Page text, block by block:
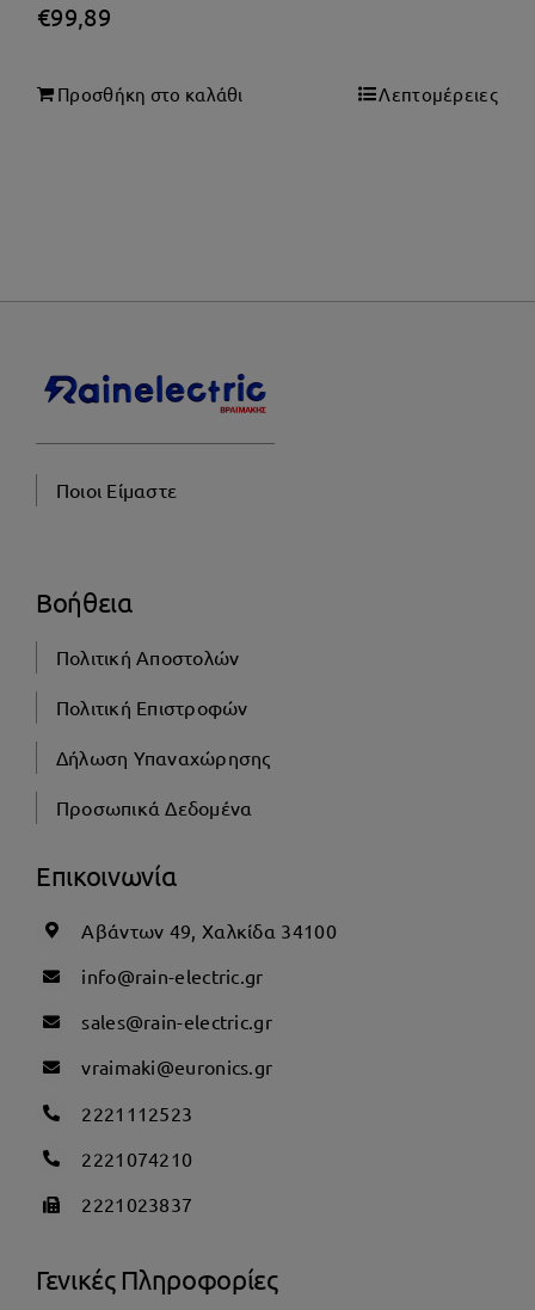
€99,89
Προσθήκη στο καλάθι Λεπτομέρειες
Ποιοι Είμαστε
Βοήθεια
Πολιτική Αποστολών
Πολιτική Επιστροφών
Δήλωση Υπαναχώρησης
Προσωπικά Δεδομένα
Επικοινωνία
Αβάντων 49, Χαλκίδα 34100
info@rain-electric.gr
sales@rain-electric.gr
vraimaki@euronics.gr
2221112523
2221074210
2221023837
Γενικές Πληροφορίες